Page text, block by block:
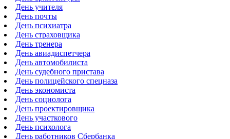
День учителя
День почты
День психиатра
День страховщика
День тренера
День авиадиспетчера
День автомобилиста
День судебного пристава
День полицейского спецназа
День экономиста
День социолога
День проектировщика
День участкового
День психолога
День работников Сбербанка